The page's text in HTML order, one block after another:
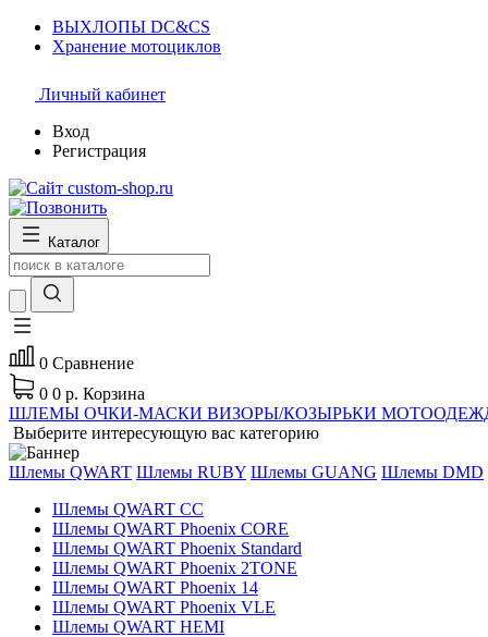
ВЫХЛОПЫ DC&CS
Хранение мотоциклов
Личный кабинет
Вход
Регистрация
Каталог
0 Сравнение
0 0 р. Корзина
ШЛЕМЫ ОЧКИ-МАСКИ ВИЗОРЫ/КОЗЫРЬКИ
Выберите интересующую вас категорию
Шлемы QWART Шлемы RUBY Шлемы GUANG Шлемы DMD
Шлемы QWART CC
Шлемы QWART Phoenix CORE
Шлемы QWART Phoenix Standard
Шлемы QWART Phoenix 2TONE
Шлемы QWART Phoenix 14
Шлемы QWART Phoenix VLE
Шлемы QWART HEMI